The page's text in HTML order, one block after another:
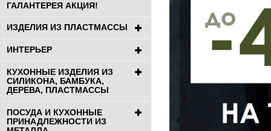
ГАЛАНТЕРЕЯ АКЦИЯ!
ИЗДЕЛИЯ ИЗ ПЛАСТМАССЫ
ИНТЕРЬЕР
КУХОННЫЕ ИЗДЕЛИЯ ИЗ
СИЛИКОНА, БАМБУКА,
ДЕРЕВА, ПЛАСТМАССЫ
ПОСУДА И КУХОННЫЕ
ПРИНАДЛЕЖНОСТИ ИЗ